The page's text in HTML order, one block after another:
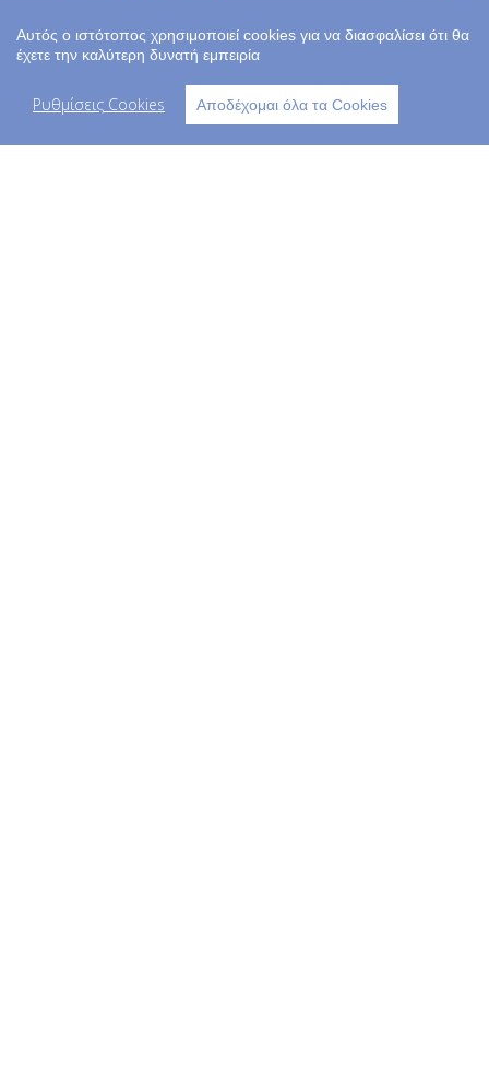
Επικοινωνία
Σύνδεση
Αυτός ο ιστότοπος χρησιμοποιεί cookies για να διασφαλίσει ότι θα
έχετε την καλύτερη δυνατή εμπειρία
Ρυθμίσεις Cookies Αποδέχομαι όλα τα Cookies